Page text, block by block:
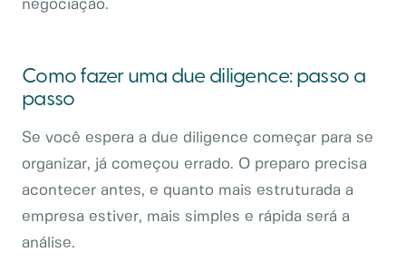
negociação.
Como fazer uma due diligence: passo a
passo
Se você espera a due diligence começar para se
organizar, já começou errado. O preparo precisa
acontecer antes, e quanto mais estruturada a
empresa estiver, mais simples e rápida será a
análise.